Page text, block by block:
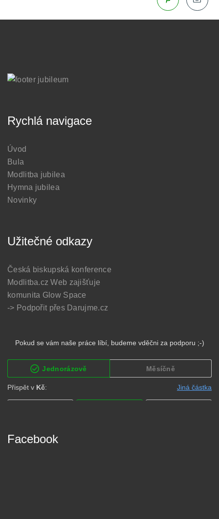
Rychlá navigace
Úvod
Bula
Modlitba jubilea
Hymna jubilea
Novinky
Užitečné odkazy
Česká biskupská konference
Modlitba.cz Web zajišťuje
komunita Glow Space
-> Podpořit přes Darujme.cz
Facebook